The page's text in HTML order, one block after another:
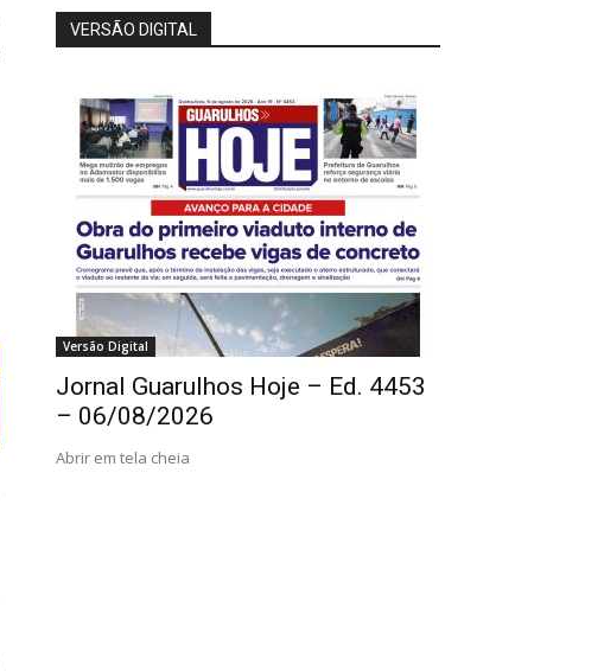
VERSÃO DIGITAL
Versão Digital
Jornal Guarulhos Hoje – Ed. 4453
– 06/08/2026
Abrir em tela cheia